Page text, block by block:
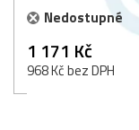
Nedostupné
1 171 Kč
968 Kč bez DPH